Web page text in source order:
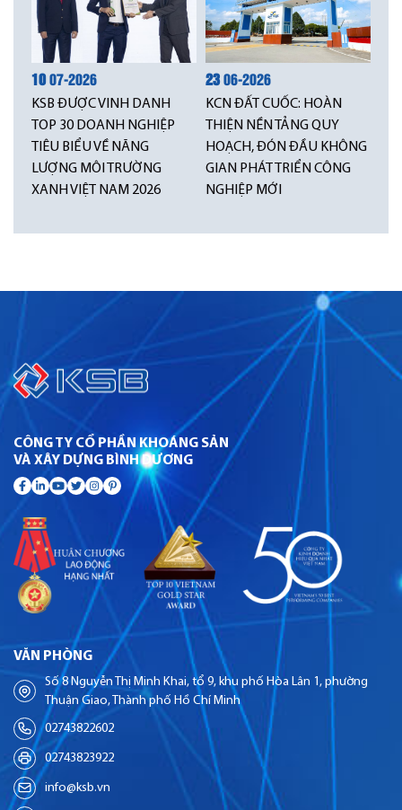
1007-2026
KSB ĐƯỢC VINH DANH
TOP 30 DOANH NGHIỆP
TIÊU BIỂU VỀ NĂNG
LƯỢNG MÔI TRƯỜNG
XANH VIỆT NAM 2026
2306-2026
KCN ĐẤT CUỐC: HOÀN
THIỆN NỀN TẢNG QUY
HOẠCH, ĐÓN ĐẦU KHÔNG
GIAN PHÁT TRIỂN CÔNG
NGHIỆP MỚI
CÔNG TY CỔ PHẦN KHOÁNG SẢN
VÀ XÂY DỰNG BÌNH DƯƠNG
VĂN PHÒNG
Số 8 Nguyễn Thị Minh Khai, tổ 9, khu phố Hòa Lân 1, phường
Thuận Giao, Thành phố Hồ Chí Minh
02743822602
02743823922
info@ksb.vn